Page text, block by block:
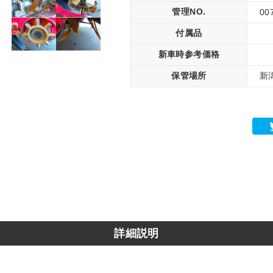
管理NO.
付属品
新車時参考価格
保管場所 新
詳細説明